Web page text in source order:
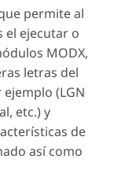
permite al
el ejecutar o
MODX,
letras del
(LGN
etc.) y
de
así como